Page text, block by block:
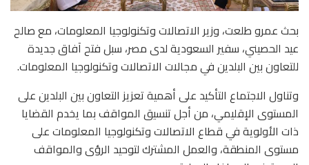
بحث عمرو طلعت، وزير الاتصالات وتكنولوجيا المعلومات، مع صالح
عيد الحصيني، سفير السعودية لدى مصر، سبل فتح آفاق جديدة
للتعاون بين البلدين في مجالات الاتصالات وتكنولوجيا المعلومات.
وتناول الاجتماع التأكيد على أهمية تعزيز التعاون بين البلدين على
المستوى الإقليمي، من أجل تنسيق المواقف بما يخدم القضايا
ذات الأولوية في قطاع الاتصالات وتكنولوجيا المعلومات على
مستوى المنطقة، والعمل المشترك لتوحيد الرؤى والمواقف